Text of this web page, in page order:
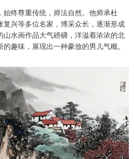
终尊重传统，师法自然。他师承杜
兴等多位名家，博采众长，逐渐形成
山水画作品大气磅礴，洋溢着浓浓的北
趣味，展现出一种豪放的男儿气概。